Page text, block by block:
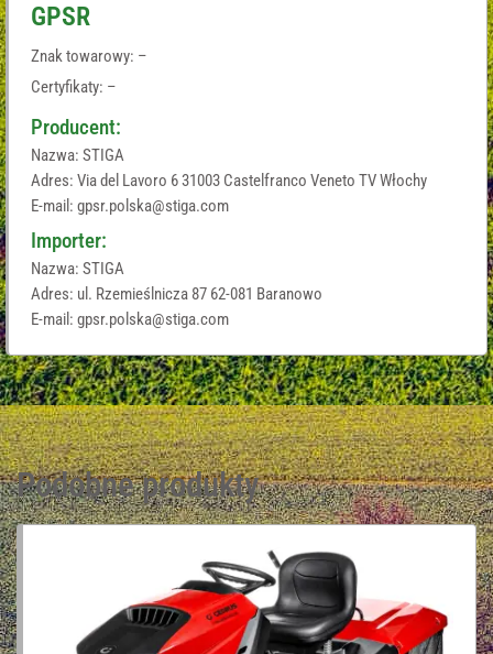
GPSR
Znak towarowy: –
Certyfikaty: –
Producent:
Nazwa: STIGA
Adres: Via del Lavoro 6 31003 Castelfranco Veneto TV Włochy
E-mail: gpsr.polska@stiga.com
Importer:
Nazwa: STIGA
Adres: ul. Rzemieślnicza 87 62-081 Baranowo
E-mail: gpsr.polska@stiga.com
Podobne produkty